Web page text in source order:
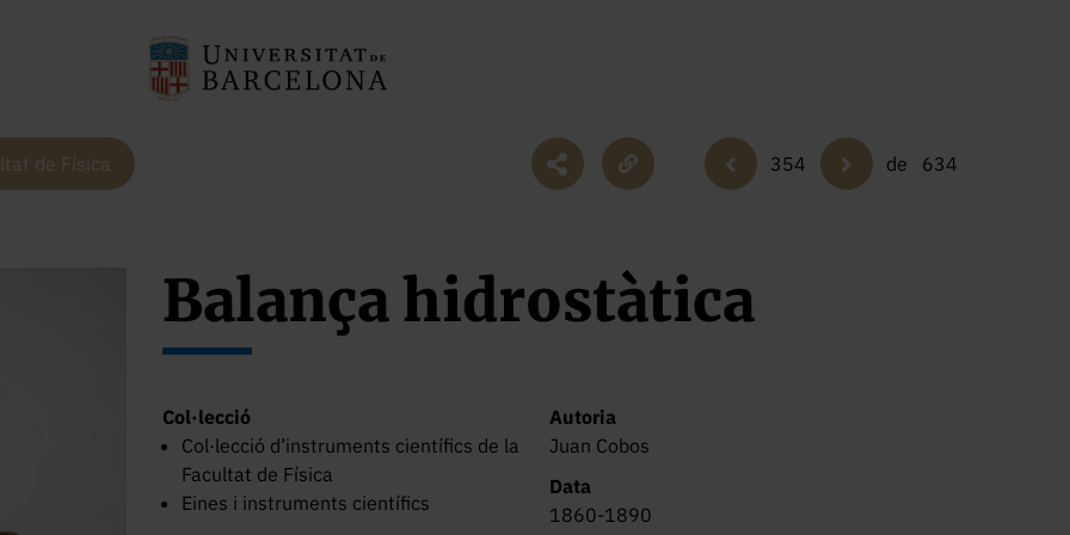
de Física 354 de 634
Balança hidrostàtica
Col·lecció
Col·lecció d’instruments científics de la
Facultat de Física
Eines i instruments científics
Autoria
Juan Cobos
Data
1860-1890